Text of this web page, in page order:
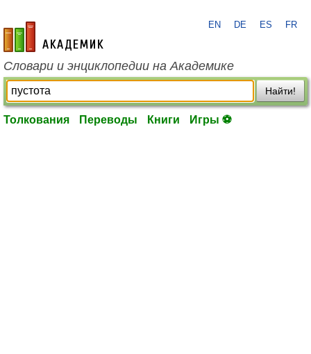
academic.ru
EN DE ES FR
Словари и энциклопедии на Академике
Найти!
Толкования Переводы Книги Игры ⚽